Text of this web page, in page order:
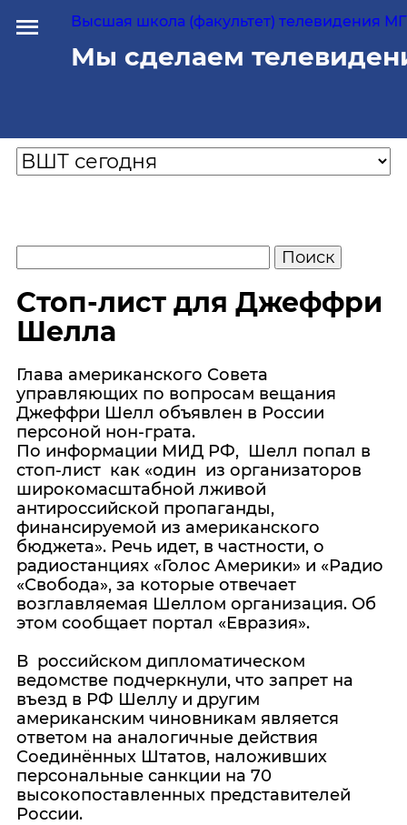
Высшая школа (факультет) телевидения
Мы сделаем
Стоп-лист для Джеффри
Шелла
Глава американского Совета
управляющих по вопросам вещания
Джеффри Шелл объявлен в России
персоной нон-грата.
По информации МИД РФ, Шелл попал в
стоп-лист как «один из организаторов
широкомасштабной лживой
антироссийской пропаганды,
финансируемой из американского
бюджета». Речь идет, в частности, о
радиостанциях «Голос Америки» и «Радио
«Свобода», за которые отвечает
возглавляемая Шеллом организация. Об
этом сообщает портал «Евразия».
В российском дипломатическом
ведомстве подчеркнули, что запрет на
въезд в РФ Шеллу и другим
американским чиновникам является
ответом на аналогичные действия
Соединённых Штатов, наложивших
персональные санкции на 70
высокопоставленных представителей
России.